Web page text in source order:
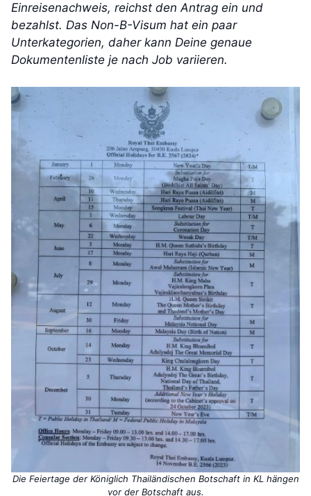
Einreisenachweis, reichst den Antrag ein und
bezahlst. Das Non-B-Visum hat ein paar
Unterkategorien, daher kann Deine genaue
Dokumentenliste je nach Job variieren.
Die Feiertage der Königlich Thailändischen Botschaft in KL hängen
vor der Botschaft aus.